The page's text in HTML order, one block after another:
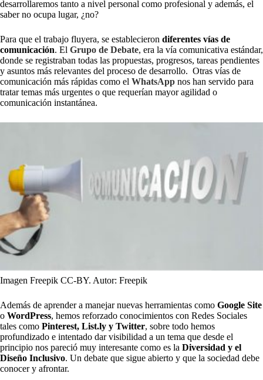
desarrollaremos tanto a nivel personal como profesional y además, el
saber no ocupa lugar, ¿no?
Para que el trabajo fluyera, se establecieron diferentes vías de
comunicación. El Grupo de Debate, era la vía comunicativa estándar,
donde se registraban todas las propuestas, progresos, tareas pendientes
y asuntos más relevantes del proceso de desarrollo. Otras vías de
comunicación más rápidas como el WhatsApp nos han servido para
tratar temas más urgentes o que requerían mayor agilidad o
comunicación instantánea.
Imagen Freepik CC-BY. Autor: Freepik
Además de aprender a manejar nuevas herramientas como Google Site
o WordPress, hemos reforzado conocimientos con Redes Sociales
tales como Pinterest, List.ly y Twitter, sobre todo hemos
profundizado e intentado dar visibilidad a un tema que desde el
principio nos pareció muy interesante como es la Diversidad y el
Diseño Inclusivo. Un debate que sigue abierto y que la sociedad debe
conocer y afrontar.